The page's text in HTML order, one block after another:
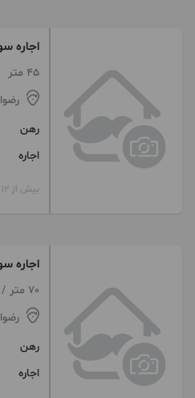
اجاره
45 متر
رهن
اجاره
بیش از 12 ماه پیش
اجاره
نوساز70 متر / 2 اتاق
رهن
اجاره